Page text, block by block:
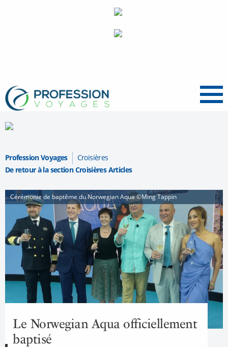
Menu
Profession Voyages
Croisières
De retour à la section Croisières Articles
Cérémonie de baptême du Norwegian Aqua ©Ming Tappin
Le Norwegian Aqua officiellement
baptisé